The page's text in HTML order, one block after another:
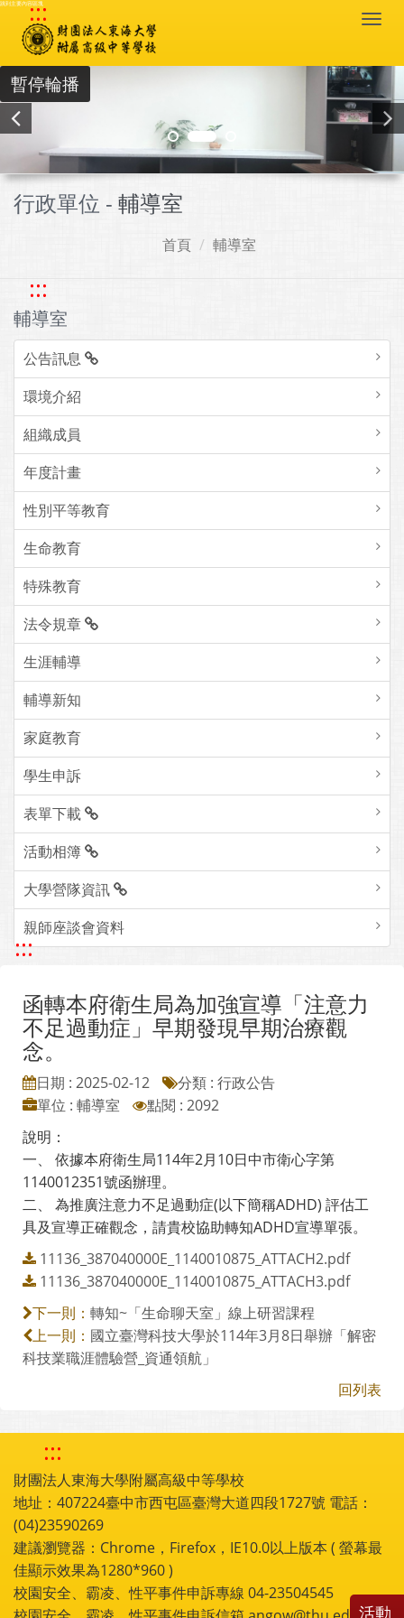
跳到主要內容區塊
:::
暫停輪播
行政單位 - 輔導室
首頁 輔導室
:::
輔導室
公告訊息
環境介紹
組織成員
年度計畫
性別平等教育
生命教育
特殊教育
法令規章
生涯輔導
輔導新知
家庭教育
學生申訴
表單下載
活動相簿
大學營隊資訊
親師座談會資料
:::
函轉本府衛生局為加強宣導「注意力
不足過動症」早期發現早期治療觀
念。
日期 : 2025-02-12
分類 : 行政公告
單位 : 輔導室
點閱 : 2092
說明：
一、 依據本府衛生局114年2月10日中市衛心字第
1140012351號函辦理。
二、 為推廣注意力不足過動症(以下簡稱ADHD) 評估工
具及宣導正確觀念，請貴校協助轉知ADHD宣導單張。
11136_387040000E_1140010875_ATTACH2.pdf
11136_387040000E_1140010875_ATTACH3.pdf
下一則： 轉知~「生命聊天室」線上研習課程
上一則： 國立臺灣科技大學於114年3月8日舉辦「解密
科技業職涯體驗營_資通領航」
回列表
:::
財團法人東海大學附屬高級中等學校
地址：407224臺中市西屯區臺灣大道四段1727號 電話：
(04)23590269
建議瀏覽器：Chrome，Firefox，IE10.0以上版本 ( 螢幕最
佳顯示效果為1280*960 )
校園安全、霸凌、性平事件申訴專線 04-23504545
活動